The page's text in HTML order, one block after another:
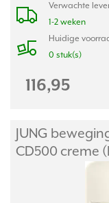
Verwachte
1-2 weken
Huidige
0 stuk(s)
116,95
JUNG
CD500 creme